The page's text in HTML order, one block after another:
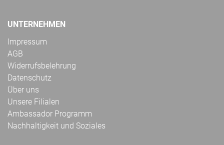
UNTERNEHMEN
Impressum
AGB
Widerrufsbelehrung
Datenschutz
Über uns
Unsere Filialen
Ambassador Programm
Nachhaltigkeit und Soziales